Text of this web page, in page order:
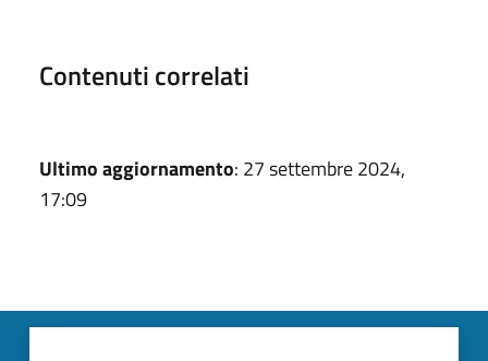
Contenuti correlati
Ultimo aggiornamento: 27 settembre 2024,
17:09